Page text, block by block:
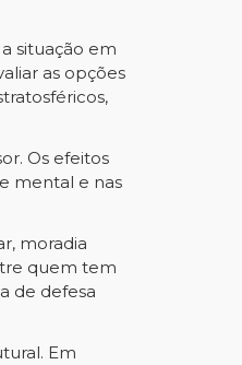
situação em
as opções
Os efeitos
mental e nas
moradia
quem tem
de defesa
Em